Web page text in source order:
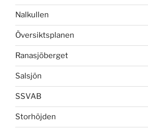
Nalkullen
Översiktsplanen
Ranasjöberget
Salsjön
SSVAB
Storhöjden